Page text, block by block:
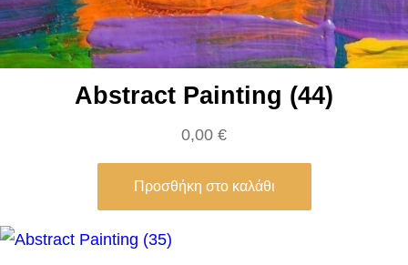
Abstract Painting (44)
0,00 €
Προσθήκη στο καλάθι